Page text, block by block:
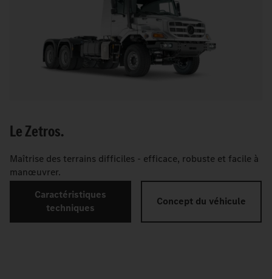
Le Zetros.
Maîtrise des terrains difficiles - efficace, robuste et facile à
manœuvrer.
Caractéristiques
techniques
Concept du véhicule